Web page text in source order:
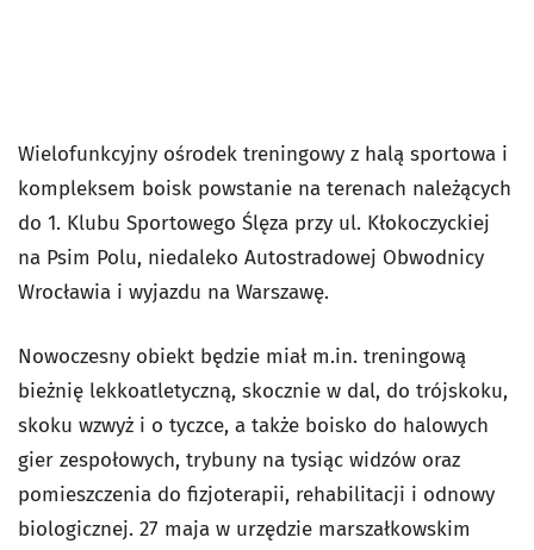
Wielofunkcyjny ośrodek treningowy z halą sportowa i
kompleksem boisk powstanie na terenach należących
do 1. Klubu Sportowego Ślęza przy ul. Kłokoczyckiej
na Psim Polu, niedaleko Autostradowej Obwodnicy
Wrocławia i wyjazdu na Warszawę.
Nowoczesny obiekt będzie miał m.in. treningową
bieżnię lekkoatletyczną, skocznie w dal, do trójskoku,
skoku wzwyż i o tyczce, a także boisko do halowych
gier zespołowych, trybuny na tysiąc widzów oraz
pomieszczenia do fizjoterapii, rehabilitacji i odnowy
biologicznej. 27 maja w urzędzie marszałkowskim